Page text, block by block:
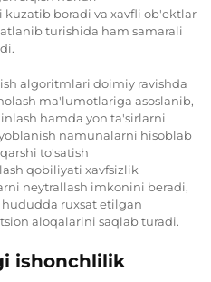
boradi va xavfli ob'ektlar
turishida ham samarali
algoritmlari doimiy ravishda
ma'lumotlariga asoslanib,
hamda yon ta'sirlarni
namunalarni hisoblab
to'satish
qobiliyati xavfsizlik
neytrallash imkonini beradi,
ruxsat etilgan
aloqalarini saqlab turadi.
ishonchlilik